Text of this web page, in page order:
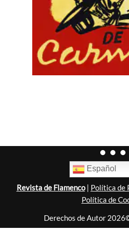
Español
Revista de Flamenco| Política de
Política de
Derechos de Autor